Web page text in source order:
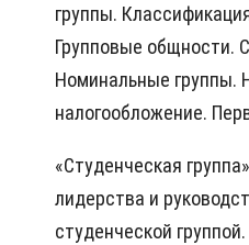
группы.
Групповые общности.
Номинальные группы.
налогообложение.
«Студенческая
лидерства и
студенческой